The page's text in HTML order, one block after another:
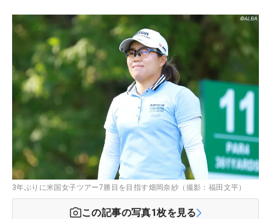
3年ぶりに米国女子ツアー7勝目を目指す畑岡奈紗（撮影：福田文平）
この記事の写真1枚を見る